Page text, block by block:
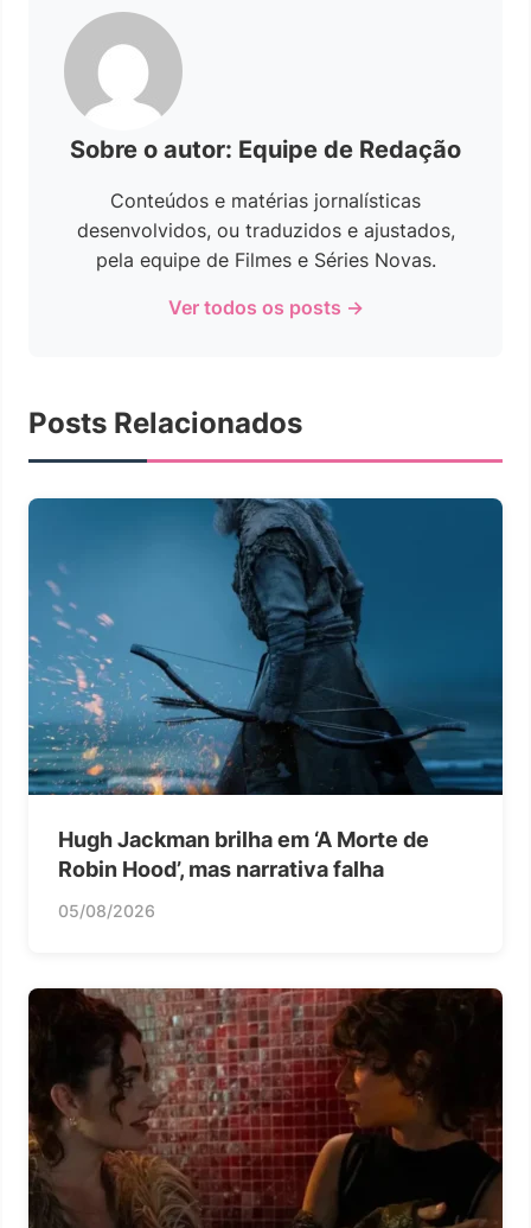
Sobre o autor: Equipe de Redação
Conteúdos e matérias jornalísticas
desenvolvidos, ou traduzidos e ajustados,
pela equipe de Filmes e Séries Novas.
Ver todos os posts →
Posts Relacionados
Hugh Jackman brilha em ‘A Morte de
Robin Hood’, mas narrativa falha
05/08/2026